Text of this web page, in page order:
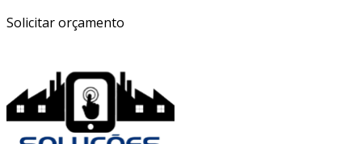
Solicitar orçamento